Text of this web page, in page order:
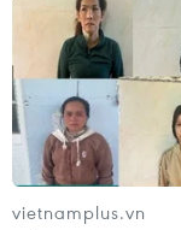
vietnamplus.vn